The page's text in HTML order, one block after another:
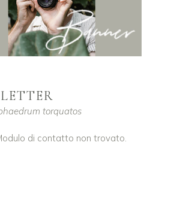
torquatos
di contatto non trovato.